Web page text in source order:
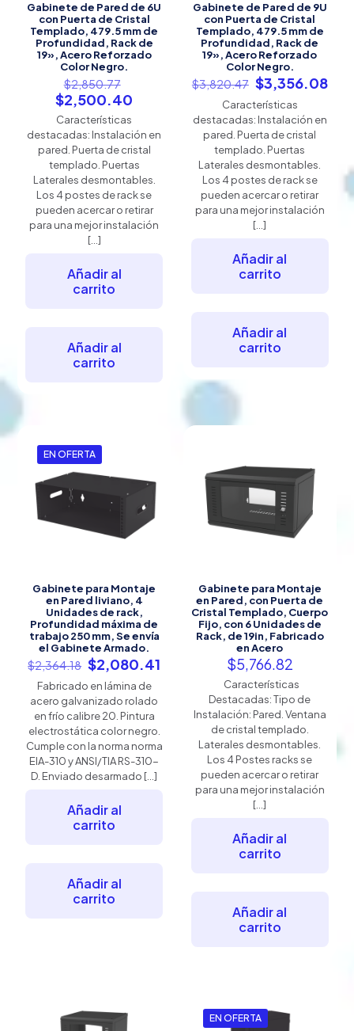
Gabinete de Pared de 6U
con Puerta de Cristal
Templado, 479.5 mm de
Profundidad, Rack de
19», Acero Reforzado
Color Negro.
$2,850.77
precio
era:
$2,850.77.
$2,500.40
actual
es:
$2,500.40.
Características
destacadas: Instalación en
pared. Puerta de cristal
templado. Puertas
Laterales desmontables.
Los 4 postes de rack se
pueden acercar o retirar
para una mejor instalación
[…]
Añadir al
carrito
Añadir al
carrito
Gabinete de Pared de 9U
con Puerta de Cristal
Templado, 479.5 mm de
Profundidad, Rack de
19», Acero Reforzado
Color Negro.
$3,820.47 El
precio
original
era:
$3,820.47.
$3,356.08El
Características
destacadas: Instalación en
pared. Puerta de cristal
templado. Puertas
Laterales desmontables.
Los 4 postes de rack se
pueden acercar o retirar
para una mejor instalación
[…]
Añadir al
carrito
Añadir al
carrito
EN OFERTA
Gabinete para Montaje
en Pared liviano, 4
Unidades de rack,
Profundidad máxima de
trabajo 250 mm, Se envía
el Gabinete Armado.
$2,364.18 El
precio
original
era:
$2,364.18.
$2,080.41
$2,080.41.
Fabricado en lámina de
acero galvanizado rolado
en frío calibre 20. Pintura
electrostática color negro.
Cumple con la norma norma
EIA-310 y ANSI/TIA RS-310-
D. Enviado desarmado […]
Añadir al
carrito
Añadir al
carrito
Gabinete para Montaje
en Pared, con Puerta de
Cristal Templado, Cuerpo
Fijo, con 6 Unidades de
Rack, de 19in, Fabricado
en Acero
$5,766.82
Características
Destacadas: Tipo de
Instalación: Pared. Ventana
de cristal templado.
Laterales desmontables.
Los 4 Postes racks se
pueden acercar o retirar
para una mejor instalación
[…]
Añadir al
carrito
Añadir al
carrito
EN OFERTA